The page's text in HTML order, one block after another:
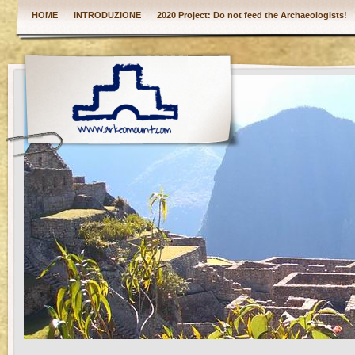
HOME INTRODUZIONE 2020 Project: Do not feed the Archaeologists!